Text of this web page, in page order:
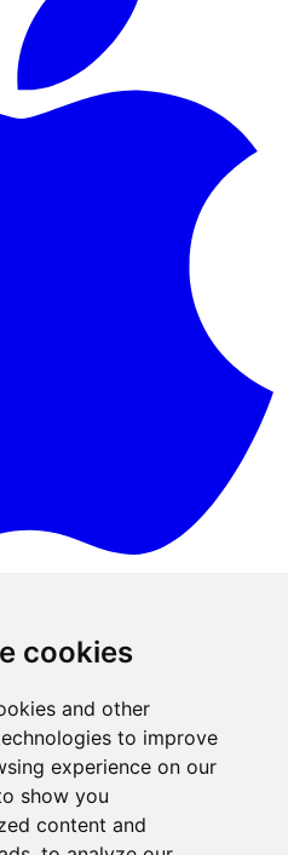
cookies
and other
to improve
experience on our
show you
content and